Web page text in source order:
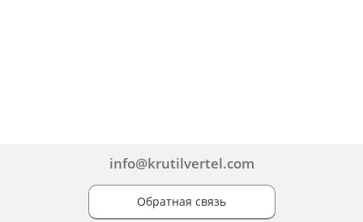
info@krutilvertel.com
Обратная связь